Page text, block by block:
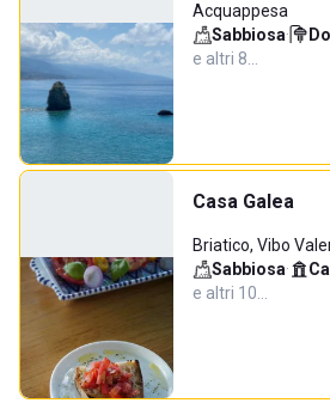
Acquappesa
Sabbiosa·
e altri 8…
Casa Galea
Briatico, Vibo
Sabbiosa·
e altri 10…